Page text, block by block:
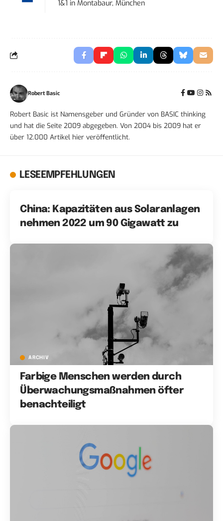
1&1 inMontabaur, München
Robert Basic
Robert Basic ist Namensgeber und Gründer von BASIC thinking
und hat die Seite 2009 abgegeben. Von 2004 bis 2009 hat er
über 12.000 Artikel hier veröffentlicht.
LESEEMPFEHLUNGEN
China: Kapazitäten aus Solaranlagen
nehmen 2022 um 90 Gigawatt zu
ARCHIV
Farbige Menschen werden durch
Überwachungsmaßnahmen öfter
benachteiligt